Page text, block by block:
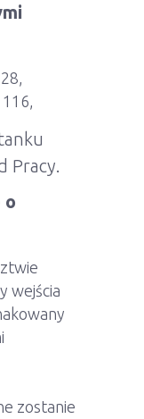
Pracy.
o
wejścia
zostanie